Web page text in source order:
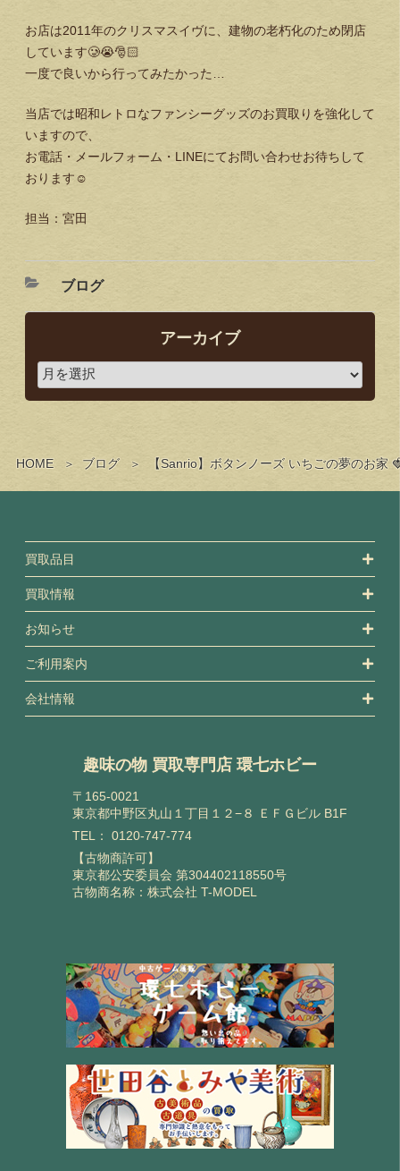
HOME ブログ 【Sanrio】ボタンノーズ いちごの夢のお家
お店は2011年のクリスマスイヴに、建物の老朽化のため閉店
しています🥲😭🎅🏻
一度で良いから行ってみたかった…
当店では昭和レトロなファンシーグッズのお買取りを強化して
いますので、
お電話・メールフォーム・LINEにてお問い合わせお待ちして
おります☺️
担当：宮田
ブログ
アーカイブ
買取品目
買取情報
お知らせ
ご利用案内
会社情報
趣味の物 買取専門店 環七ホビー
〒165-0021
東京都中野区丸山１丁目１２−８ ＥＦＧビル B1F
TEL： 0120-747-774
【古物商許可】
東京都公安委員会 第304402118550号
古物商名称：株式会社 T-MODEL